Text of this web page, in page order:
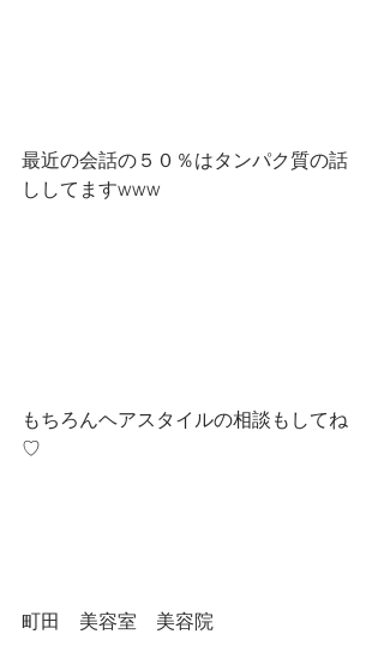
最近の会話の５０％はタンパク質の話
ししてますwww
もちろんヘアスタイルの相談もしてね
♡
町田　美容室　美容院